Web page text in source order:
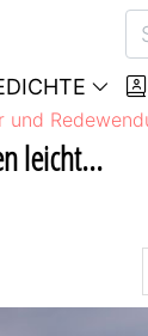
und
leicht...